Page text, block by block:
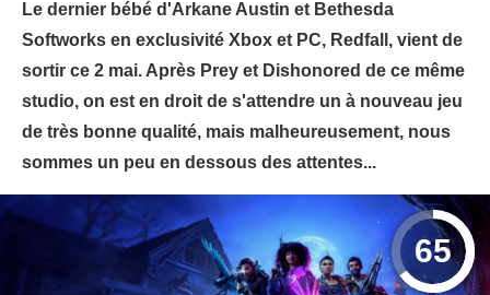
Le dernier bébé d'Arkane Austin et Bethesda
Softworks en exclusivité Xbox et PC, Redfall, vient de
sortir ce 2 mai. Après Prey et Dishonored de ce même
studio, on est en droit de s'attendre un à nouveau jeu
de très bonne qualité, mais malheureusement, nous
sommes un peu en dessous des attentes...
65